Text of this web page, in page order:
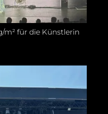
m² für die Künstlerin